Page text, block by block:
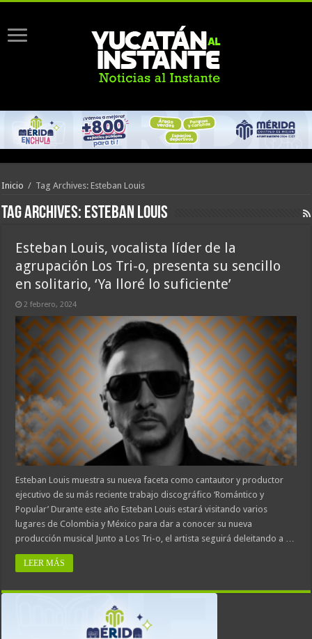
Inicio / Tag Archives: Esteban Louis
Tag Archives: Esteban Louis
Esteban Louis, vocalista líder de la
agrupación Los Tri-o, presenta su sencillo
en solitario, ‘Ya lloré lo suficiente’
2 febrero, 2024
Esteban Louis muestra su nueva faceta como cantautor y productor
ejecutivo de su más reciente trabajo discográfico ‘Romántico y
Popular’ Durante este año Esteban Louis estará visitando varios
lugares de Colombia y México para dar a conocer su nueva
producción musical Junto a Los Tri-o, el artista seguirá deleitando a …
LEER MÁS